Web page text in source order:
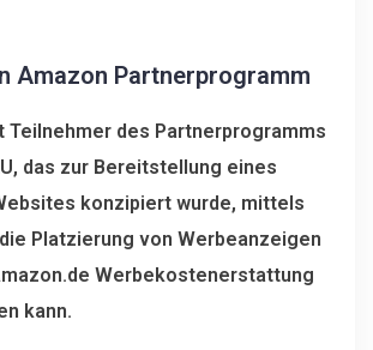
Amazon Partnerprogramm
des Partnerprogramms
das zur Bereitstellung eines
konzipiert wurde, mittels
Platzierung von Werbeanzeigen
Werbekostenerstattung
kann.